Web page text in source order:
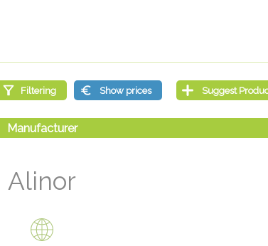
Alinor